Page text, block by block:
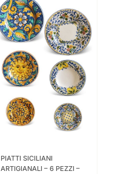
PIATTI SICILIANI
ARTIGIANALI – 6 PEZZI –